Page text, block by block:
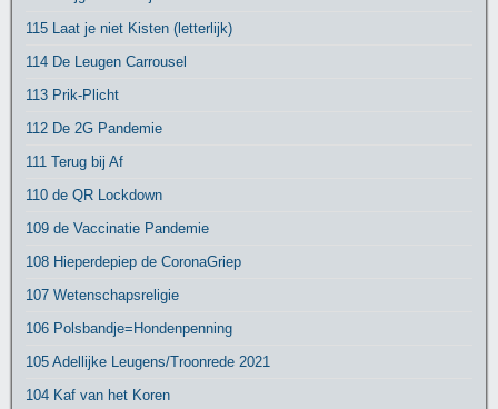
115 Laat je niet Kisten (letterlijk)
114 De Leugen Carrousel
113 Prik-Plicht
112 De 2G Pandemie
111 Terug bij Af
110 de QR Lockdown
109 de Vaccinatie Pandemie
108 Hieperdepiep de CoronaGriep
107 Wetenschapsreligie
106 Polsbandje=Hondenpenning
105 Adellijke Leugens/Troonrede 2021
104 Kaf van het Koren